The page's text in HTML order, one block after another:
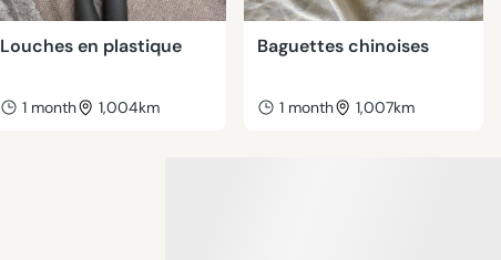
Louches en plastique
1 month 1,004km
Baguettes chinoises
1 month 1,007km